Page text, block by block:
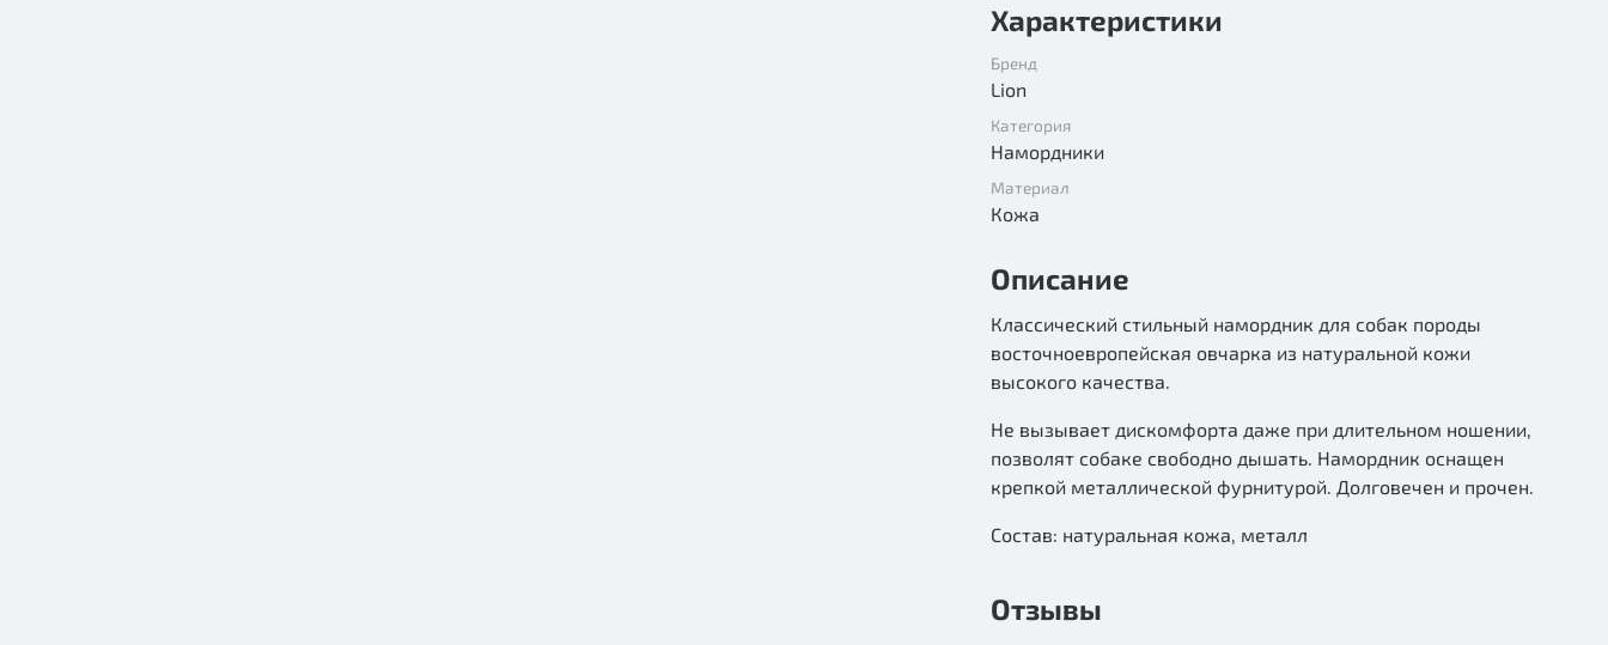
Характеристики
Бренд
Lion
Категория
Намордники
Материал
Кожа
Описание
Классический стильный намордник для собак породы
восточноевропейская овчарка из натуральной кожи
высокого качества.
Не вызывает дискомфорта даже при длительном ношении,
позволят собаке свободно дышать. Намордник оснащен
крепкой металлической фурнитурой. Долговечен и прочен.
Состав: натуральная кожа, металл
Отзывы